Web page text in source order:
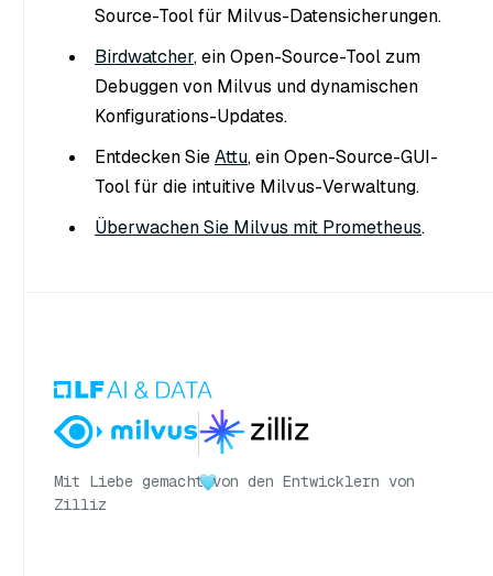
Source-Tool für Milvus-Datensicherungen.
Birdwatcher, ein Open-Source-Tool zum
Debuggen von Milvus und dynamischen
Konfigurations-Updates.
Entdecken SieAttu, ein Open-Source-GUI-
Tool für die intuitive Milvus-Verwaltung.
Überwachen Sie Milvus mit Prometheus.
Mit Liebe gemacht von den Entwicklern von
Zilliz